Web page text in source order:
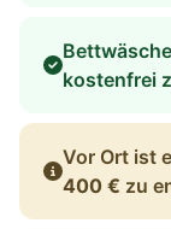
kostenfrei
Vor Ort ist
400 € zu